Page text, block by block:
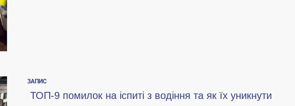
ЗАПИС
ТОП-9 помилок на іспиті з водіння та як їх уникнути